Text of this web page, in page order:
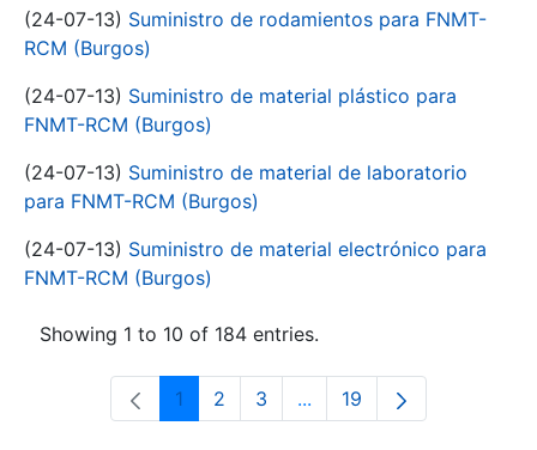
(24-07-13) Suministro de rodamientos para FNMT-
RCM (Burgos)
(24-07-13) Suministro de material plástico para
FNMT-RCM (Burgos)
(24-07-13) Suministro de material de laboratorio
para FNMT-RCM (Burgos)
(24-07-13) Suministro de material electrónico para
FNMT-RCM (Burgos)
Showing 1 to 10 of 184 entries.
Page
1 Page
2 Page
3 ...Intermediate Pages Use
Page
19